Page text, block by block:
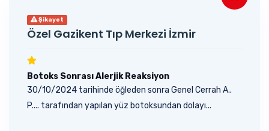
Şikayet
Özel Gazikent Tıp Merkezi İzmir
Botoks Sonrası Alerjik Reaksiyon
30/10/2024 tarihinde öğleden sonra Genel Cerrah A..
P.... tarafından yapılan yüz botoksundan dolayı...